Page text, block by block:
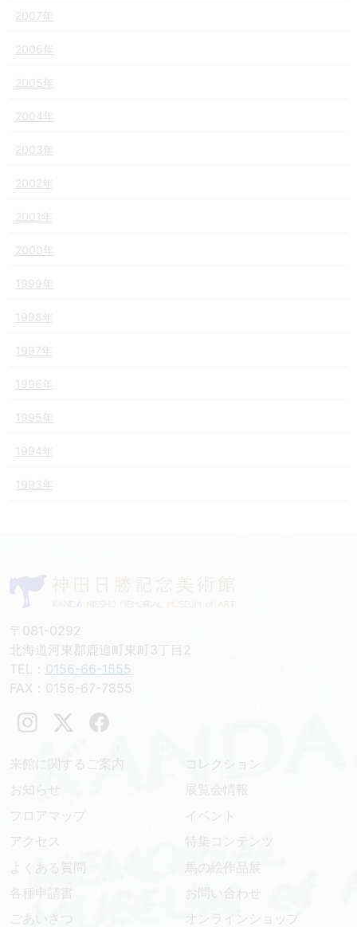
2007年
2006年
2005年
2004年
2003年
2002年
2001年
2000年
1999年
1998年
1997年
1996年
1995年
1994年
1993年
〒081-0292
北海道河東郡鹿追町東町3丁目2
TEL： 0156-66-1555
FAX：0156-67-7855
来館に関するご案内
お知らせ
フロアマップ
アクセス
よくある質問
各種申請書
ごあいさつ
コレクション
展覧会情報
イベント
特集コンテンツ
馬の絵作品展
お問い合わせ
オンラインショップ